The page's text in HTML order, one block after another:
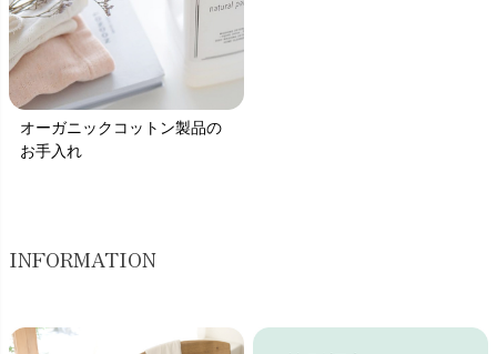
オーガニックコットン製品の
お手入れ
INFORMATION